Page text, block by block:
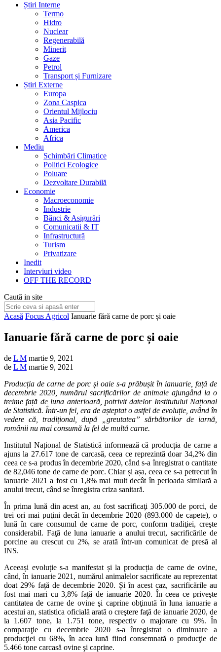
Știri Interne
Termo
Hidro
Nuclear
Regenerabilă
Minerit
Gaze
Petrol
Transport și Furnizare
Știri Externe
Europa
Zona Caspica
Orientul Mijlociu
Asia Pacific
America
Africa
Mediu
Schimbări Climatice
Politici Ecologice
Poluare
Dezvoltare Durabilă
Economie
Macroeconomie
Industrie
Bănci & Asigurări
Comunicatii & IT
Infrastructură
Turism
Privatizare
Inedit
Interviuri video
OFF THE RECORD
Caută in site
Acasă Focus Agricol Ianuarie fără carne de porc și oaie
Ianuarie fără carne de porc și oaie
de L M martie 9, 2021
de L M martie 9, 2021
Producția de carne de porc și oaie s-a prăbușit în ianuarie, față de
decembrie 2020, numărul sacrificărilor de animale ajungând la o
treime față de luna anterioară, potrivit datelor Institutului Național
de Statistică. Într-un fel, era de așteptat o astfel de evoluție, având în
vedere că, tradițional, după „greutatea” sărbătorilor de iarnă,
românii nu mai consumă la fel de multă carne.
Institutul Național de Statistică informează că producția de carne a
ajuns la 27.617 tone de carcasă, ceea ce reprezintă doar 34,2% din
ceea ce s-a produs în decembrie 2020, când s-a înregistrat o cantitate
de 82,046 tone de carne de porc. Chiar și așa, ceea ce s-a petrecut în
ianuarie 2021 a fost cu 1,8% mai mult decât în perioada similară a
anului trecut, când se înregistra criza sanitară.
În prima lună din acest an, au fost sacrificaţi 305.000 de porci, de
trei ori mai puţini decât în decembrie 2020 (893.000 de capete), o
lună în care consumul de carne de porc, conform tradiţiei, creşte
considerabil. Faţă de luna ianuarie a anului trecut, sacrificările de
porcine au crescut cu 2%, se arată într-un comunicat de presă al
INS.
Aceeași evoluție s-a manifestat și la producția de carne de ovine,
când, în ianuarie 2021, numărul animalelor sacrificate au reprezentat
doat 29% față de decembrie 2020. Și în acest caz, sacrificările au
fost mai mari cu 3,8% față de ianuarie 2020. În ceea ce priveşte
cantitatea de carne de ovine şi caprine obţinută în luna ianuarie a
acestui an, statistica oficială arată o creştere faţă de ianuarie 2020, de
la 1.607 tone, la 1.751 tone, respectiv o majorare cu 9%. În
comparaţie cu decembrie 2020 s-a înregistrat o diminuare a
producţiei cu 68%, în acea lună fiind consemnată o producţie de
5.466 tone carcasă ovine şi caprine.